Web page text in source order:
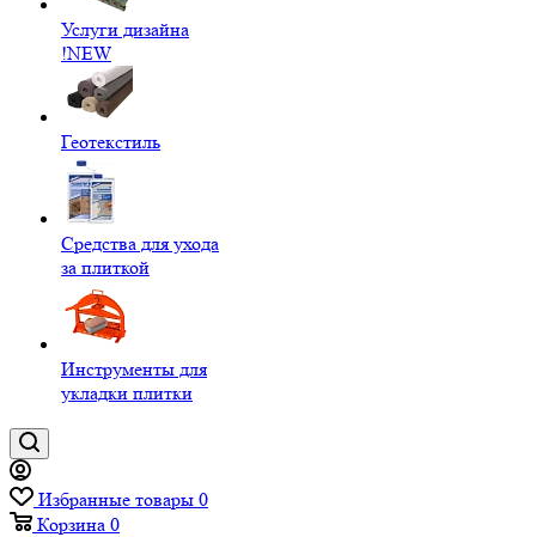
Услуги дизайна
!NEW
Геотекстиль
Средства для ухода
за плиткой
Инструменты для
укладки плитки
Избранные товары 0
Корзина 0